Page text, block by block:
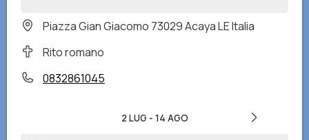
Piazza Gian Giacomo 73029 Acaya LE Italia
Rito romano
0832861045
2 LUG - 14 AGO